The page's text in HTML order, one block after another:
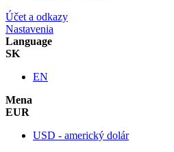
Účet a odkazy
Nastavenia
Language
SK
EN
Mena
EUR
USD - americký dolár